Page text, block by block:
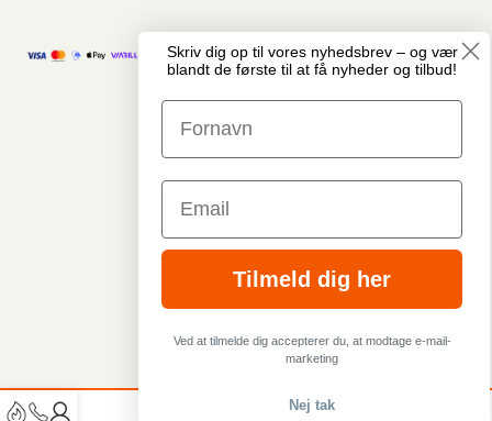
© Copyright
Cykelcenter
forbeholdes
GDPR &
Privatlivspolitik
Handelsbetingelser
* Tilbudspriser og
rabatter er angivet ud
udsalgspriser - Se
Vi anvender kunstig
intelligens som et
kan blandt andet
omfatte hjælp til
billedmateriale og
Indholdet gennemgås
Midtjylland, før det
publiceres.
Skriv dig op til vores nyhedsbrev – og vær
blandt de første til at få nyheder og tilbud!
Email
Tilmeld dig her
Ved at tilmelde dig accepterer du, at modtage e-mail-
marketing
Nej tak